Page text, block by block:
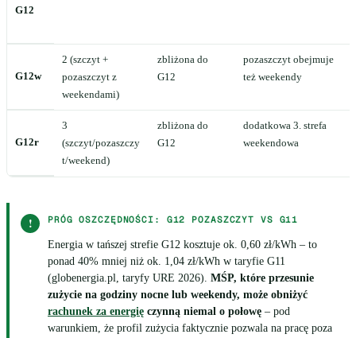
G12
G12w
2 (szczyt +
pozaszczyt z
weekendami)
zbliżona do
G12
pozaszczyt obejmuje
też weekendy
G12r
3
(szczyt/pozaszczy
t/weekend)
zbliżona do
G12
dodatkowa 3. strefa
weekendowa
! PRÓG OSZCZĘDNOŚCI: G12 POZASZCZYT VS G11
Energia w tańszej strefie G12 kosztuje ok. 0,60 zł/kWh – to
ponad 40% mniej niż ok. 1,04 zł/kWh w taryfie G11
(globenergia.pl, taryfy URE 2026). MŚP, które przesunie
zużycie na godziny nocne lub weekendy, może obniżyć
rachunek za energię czynną niemal o połowę – pod
warunkiem, że profil zużycia faktycznie pozwala na pracę poza